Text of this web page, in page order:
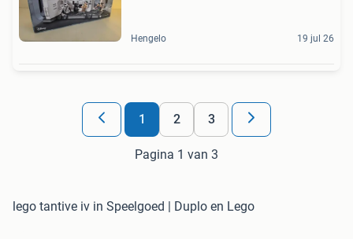
Hengelo 19 jul 26
1 2 3
Pagina 1 van 3
lego tantive iv in Speelgoed | Duplo en Lego